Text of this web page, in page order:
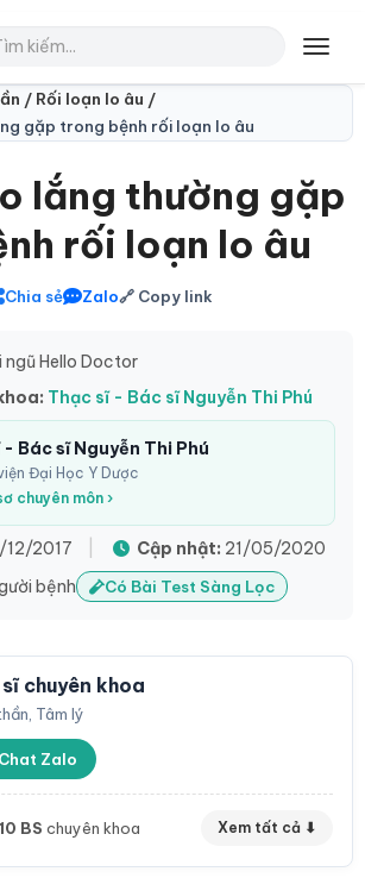
/ Rối loạn lo âu /
gặp trong bệnh rối loạn lo âu
lắng thường gặp
rối loạn lo âu
Chia sẻ Zalo🔗 Copy link
ngũ Hello Doctor
Thạc sĩ - Bác sĩ Nguyễn Thi Phú
Bác sĩ Nguyễn Thi Phú
Đại Học Y Dược
chuyên môn ›
12/2017 Cập nhật: 21/05/2020
bệnh Có Bài Test Sàng Lọc
chuyên khoa
Tâm lý
Zalo
BS chuyên khoa Xem tất cả ⬇